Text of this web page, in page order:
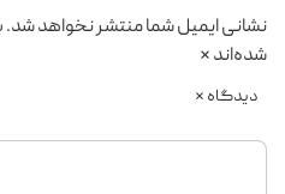
نشانی ایمیل شما منتشر نخواهد شد.
شده‌اند*
دیدگاه *